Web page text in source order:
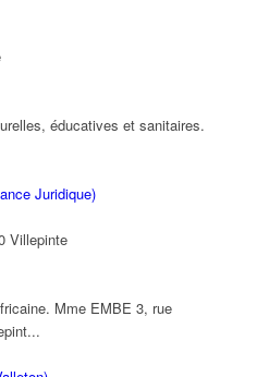
éducatives et sanitaires.
Juridique)
Villepinte
Mme EMBE 3, rue